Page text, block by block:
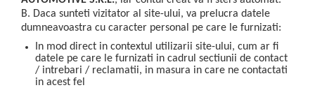
B. Daca sunteti vizitator al site-ului, va prelucra datele
dumneavoastra cu caracter personal pe care le furnizati:
In mod direct in contextul utilizarii site-ului, cum ar fi
datele pe care le furnizati in cadrul sectiunii de contact
/ intrebari / reclamatii, in masura in care ne contactati
in acest fel